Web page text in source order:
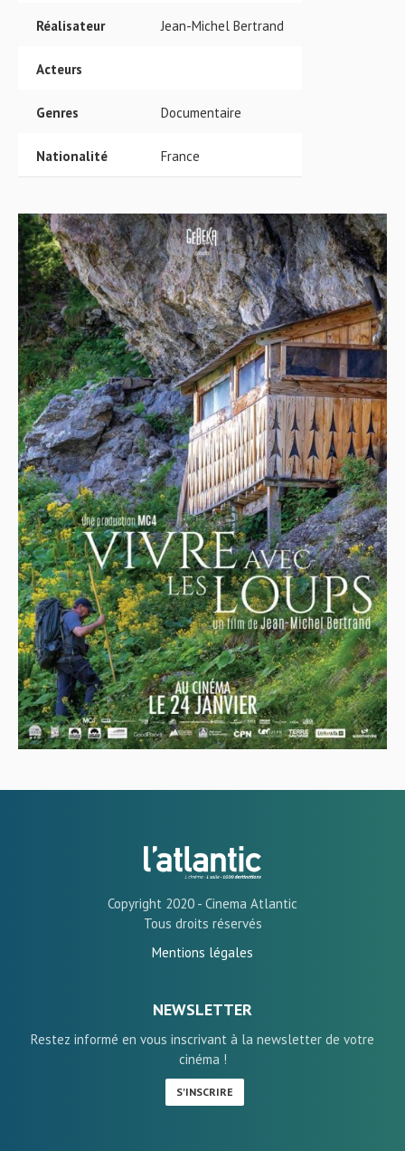
Réalisateur Jean-Michel Bertrand
Acteurs
Genres Documentaire
Nationalité France
Copyright 2020 - Cinema Atlantic
Tous droits réservés
Mentions légales
NEWSLETTER
Restez informé en vous inscrivant à la newsletter de votre
cinéma !
S'INSCRIRE